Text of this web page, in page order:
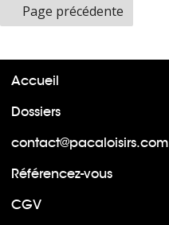
Page précédente
Accueil
Dossiers
contact@pacaloisirs.com
Référencez-vous
CGV